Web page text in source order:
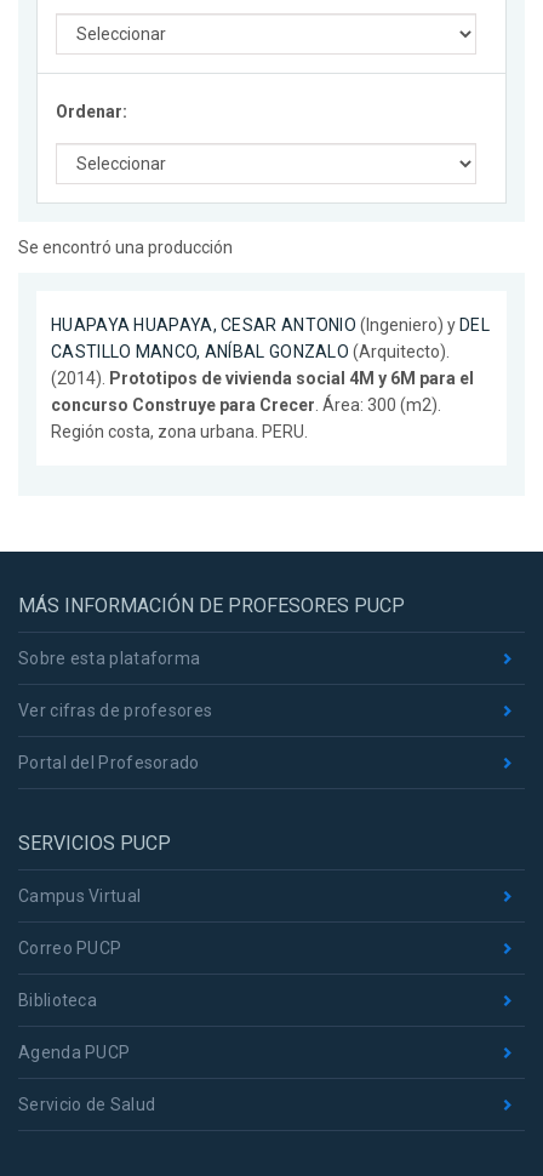
Ordenar:
Se encontró una producción
HUAPAYA HUAPAYA, CESAR ANTONIO (Ingeniero) y DEL
CASTILLO MANCO, ANÍBAL GONZALO (Arquitecto).
(2014). Prototipos de vivienda social 4M y 6M para el
concurso Construye para Crecer. Área: 300 (m2).
Región costa, zona urbana. PERU.
MÁS INFORMACIÓN DE PROFESORES PUCP
Sobre esta plataforma
Ver cifras de profesores
Portal del Profesorado
SERVICIOS PUCP
Campus Virtual
Correo PUCP
Biblioteca
Agenda PUCP
Servicio de Salud